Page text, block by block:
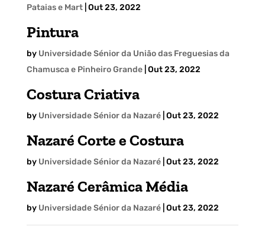
Pataias e Mart| Out 23, 2022
Pintura
by Universidade Sénior da União das Freguesias da
Chamusca e Pinheiro Grande| Out 23, 2022
Costura Criativa
by Universidade Sénior da Nazaré| Out 23, 2022
Nazaré Corte e Costura
by Universidade Sénior da Nazaré| Out 23, 2022
Nazaré Cerâmica Média
by Universidade Sénior da Nazaré| Out 23, 2022